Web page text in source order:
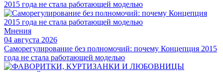
Мнения
04 августа 2026
Саморегулирование без полномочий: почему Концепция 2015
года не стала работающей моделью